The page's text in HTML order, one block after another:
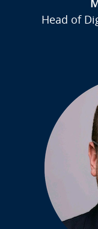
Head of